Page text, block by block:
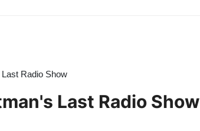
Radio Show
Last Radio Show